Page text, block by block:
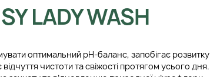
LADY WASH
оптимальний pH-баланс, запобігає розвитку
чистоти та свіжості протягом усього дня.